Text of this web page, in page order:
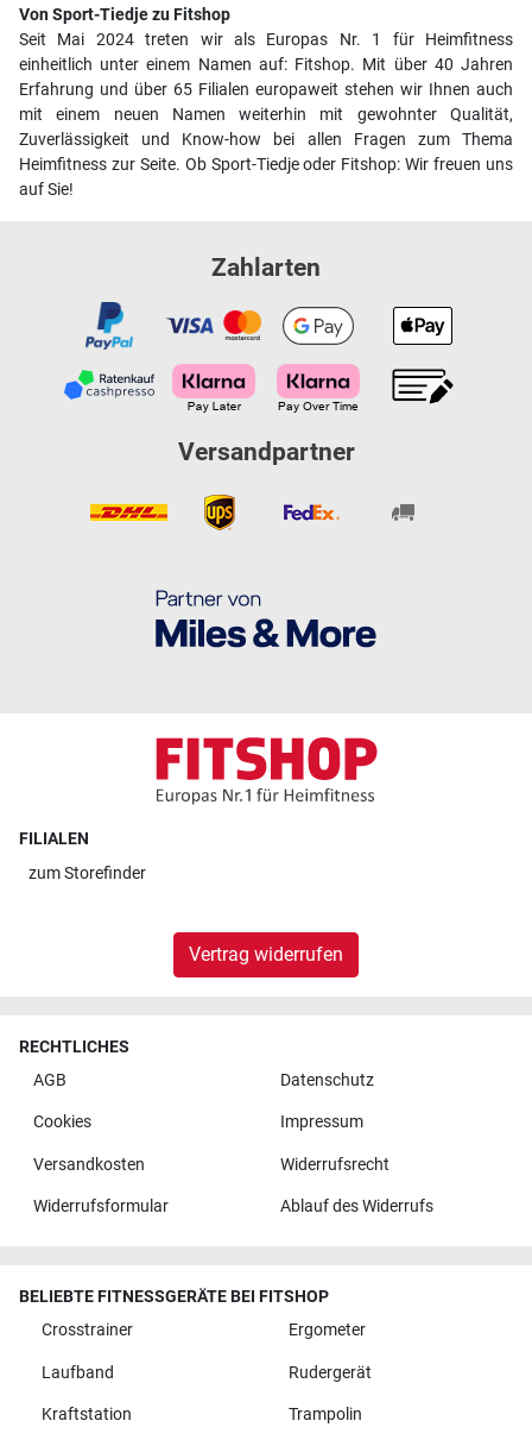
Von Sport-Tiedje zu Fitshop
Seit Mai 2024 treten wir als Europas Nr. 1 für Heimfitness
einheitlich unter einem Namen auf: Fitshop. Mit über 40 Jahren
Erfahrung und über 65 Filialen europaweit stehen wir Ihnen auch
mit einem neuen Namen weiterhin mit gewohnter Qualität,
Zuverlässigkeit und Know-how bei allen Fragen zum Thema
Heimfitness zur Seite. Ob Sport-Tiedje oder Fitshop: Wir freuen uns
auf Sie!
Zahlarten
Versandpartner
FILIALEN
zumStorefinder
Vertrag widerrufen
RECHTLICHES
AGB
Datenschutz
Cookies Impressum
Versandkosten Widerrufsrecht
Widerrufsformular Ablauf des Widerrufs
BELIEBTE FITNESSGERÄTE BEI FITSHOP
Crosstrainer
Ergometer
Laufband Rudergerät
Kraftstation Trampolin